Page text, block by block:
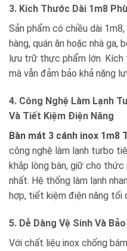
3. Kích Thước Dài 1m8
Sản phẩm có chiều dài
hàng, quán ăn hoặc nhà ga,
lưu trữ thực phẩm lớn.
mà vẫn đảm bảo khả năng
4. Công Nghệ Làm Lạnh
Và Tiết Kiệm Điện Năng
Bàn mát 3 cánh inox 1m8
công nghệ làm lạnh turbo
khắp lòng bàn, giữ cho
nhất. Hệ thống làm lạnh
hợp, tiết kiệm điện năng tối
5. Dễ Dàng Vệ Sinh Và
Với chất liệu inox chống